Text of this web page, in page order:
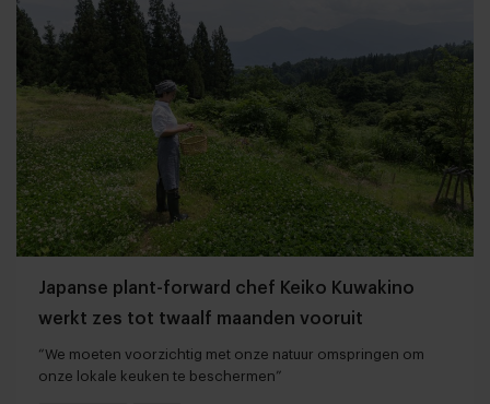
Japanse plant-forward chef Keiko Kuwakino
werkt zes tot twaalf maanden vooruit
“We moeten voorzichtig met onze natuur omspringen om
onze lokale keuken te beschermen”